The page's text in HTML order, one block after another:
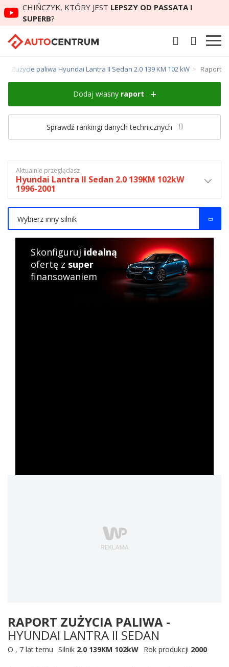
CHIŃCZYK, KTÓRY JEST LEPSZY OD PASSATA I
SUPERB?
Zużycie paliwa Hyundai Lantra II Sedan 2.0 139 KM 102 kW Raport
Dodaj własny raport
Sprawdź rankingi danych technicznych
RAPORT ZUŻYCIA PALIWA -
HYUNDAI LANTRA II SEDAN
O , 7 lat temu Silnik 2.0 139KM 102kW Rok produkcji 2000
Aktualnie przeglądasz
Hyundai Lantra II Sedan 2.0 139KM 102kW
1996-2001
Wybierz inny silnik
Skonfiguruj idealną
ofertę z super
finansowaniem